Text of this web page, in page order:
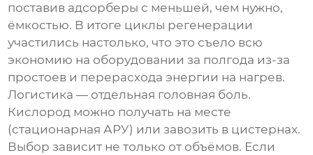
поставив адсорберы с меньшей, чем нужно,
ёмкостью. В итоге циклы регенерации
участились настолько, что это съело всю
экономию на оборудовании за полгода из-за
простоев и перерасхода энергии на нагрев.
Логистика — отдельная головная боль.
Кислород можно получать на месте
(стационарная АРУ) или завозить в цистернах.
Выбор зависит не только от объёмов. Если